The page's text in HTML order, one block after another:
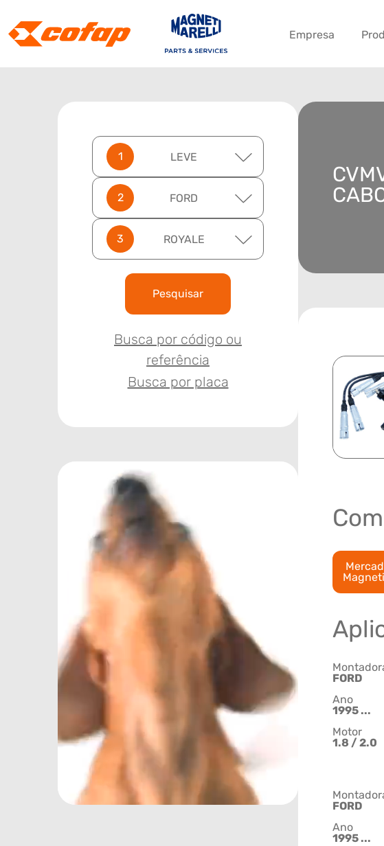
Empresa
LEVE
FORD
ROYALE
Pesquisar
Busca por código ou
referência
Busca por placa
FORD
Ano
1995 ...
Motor
1.8 / 2.0
FORD
Ano
1995 ...